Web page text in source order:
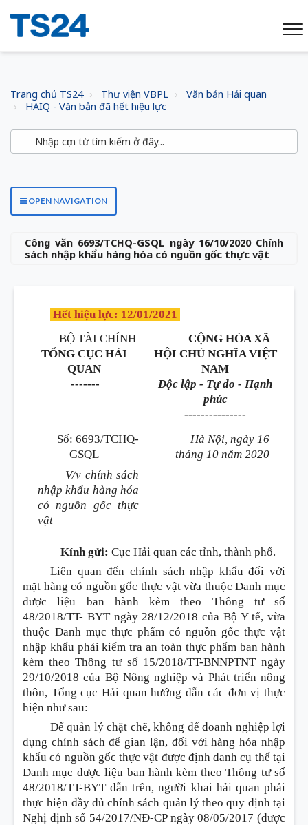
Trang chủ TS24 Thư viện VBPL
Văn bản Hải quan
HAIQ - Văn bản đã hết hiệu lực
OPEN NAVIGATION
Công văn 6693/TCHQ-GSQL ngày 16/10/2020 Chính
sách nhập khẩu hàng hóa có nguồn gốc thực vật
Hết hiệu lực: 12/01/2021
BỘ TÀI CHÍNH
TỔNG CỤC HẢI
QUAN
-------
CỘNG HÒA XÃ
HỘI CHỦ NGHĨA VIỆT
NAM
Độc lập - Tự do - Hạnh
phúc
---------------
Số: 6693/TCHQ-
GSQL
V/v chính sách
nhập khẩu hàng hóa
có nguồn gốc thực
vật
Hà Nội, ngày 16
tháng 10 năm 2020
Kính gửi: Cục Hải quan các tỉnh, thành phố.
Liên quan đến chính sách nhập khẩu đối với
mặt hàng có nguồn gốc thực vật vừa thuộc Danh mục
dược liệu ban hành kèm theo Thông tư số
48/2018/TT- BYT ngày 28/12/2018 của Bộ Y tế, vừa
thuộc Danh mục thực phẩm có nguồn gốc thực vật
nhập khẩu phải kiểm tra an toàn thực phẩm ban hành
kèm theo Thông tư số 15/2018/TT-BNNPTNT ngày
29/10/2018 của Bộ Nông nghiệp và Phát triển nông
thôn, Tổng cục Hải quan hướng dẫn các đơn vị thực
hiện như sau:
Để quản lý chặt chẽ, không để doanh nghiệp lợi
dụng chính sách để gian lận, đối với hàng hóa nhập
khẩu có nguồn gốc thực vật được định danh cụ thể tại
Danh mục dược liệu ban hành kèm theo Thông tư số
48/2018/TT-BYT dẫn trên, người khai hải quan phải
thực hiện đầy đủ chính sách quản lý theo quy định tại
Nghị định số 54/2017/NĐ-CP ngày 08/05/2017 (được